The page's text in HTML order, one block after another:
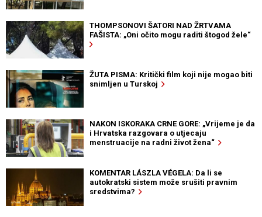
THOMPSONOVI ŠATORI NAD ŽRTVAMA
FAŠISTA: „Oni očito mogu raditi štogod žele“
ŽUTA PISMA: Kritički film koji nije mogao biti
snimljen u Turskoj
NAKON ISKORAKA CRNE GORE: „Vrijeme je da
i Hrvatska razgovara o utjecaju
menstruacije na radni život žena“
KOMENTAR LÁSZLA VÉGELA: Da li se
autokratski sistem može srušiti pravnim
sredstvima?